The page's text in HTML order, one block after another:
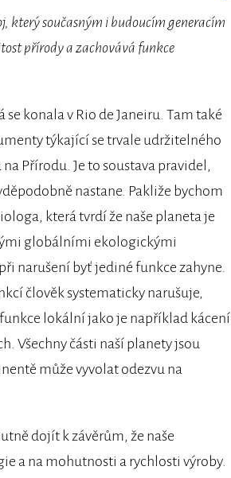
který současným i budoucím generacím
přírody a zachovává funkce
konala v Rio de Janeiru. Tam také
týkající se trvale udržitelného
Přírodu. Je to soustava pravidel,
nastane. Pakliže bychom
která tvrdí že naše planeta je
globálními ekologickými
narušení byť jediné funkce zahyne.
člověk systematicky narušuje,
lokální jako je například kácení
Všechny části naší planety jsou
může vyvolat odezvu na
dojít k závěrům, že naše
a na mohutnosti a rychlosti výroby.